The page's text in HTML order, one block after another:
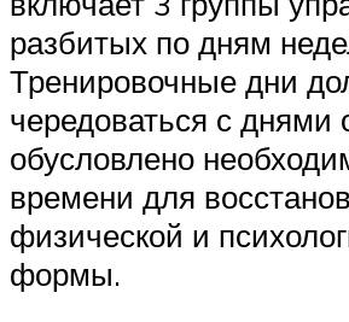
разбитых по дням
Тренировочные дни
чередоваться с днями
обусловлено
времени для
физической и
формы.